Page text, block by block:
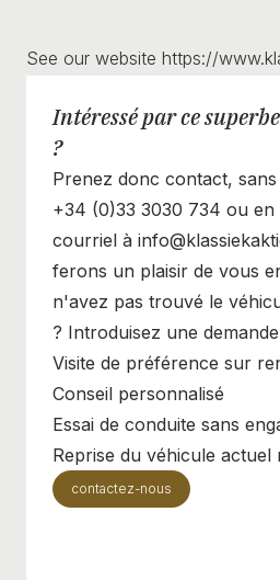
See our website https://
Intéressé par ce
?
Prenez donc contact,
+34 (0)33 3030 734 ou
courriel à
ferons un plaisir de vous
n'avez pas trouvé le
? Introduisez une
Visite de préférence sur
Conseil personnalisé
Essai de conduite sans
Reprise du véhicule actuel
contactez-nous